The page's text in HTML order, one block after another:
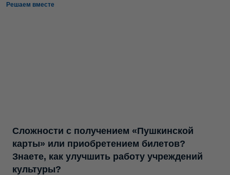
Решаем вместе
Сложности с получением «Пушкинской
карты» или приобретением билетов?
Знаете, как улучшить работу учреждений
культуры?